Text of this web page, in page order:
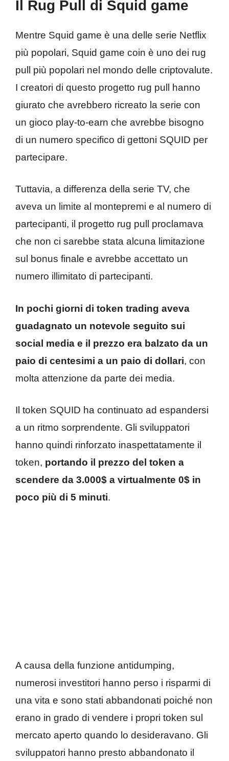
Il Rug Pull di Squid game
Mentre Squid game è una delle serie Netflix
più popolari, Squid game coin è uno dei rug
pull più popolari nel mondo delle criptovalute.
I creatori di questo progetto rug pull hanno
giurato che avrebbero ricreato la serie con
un gioco play-to-earn che avrebbe bisogno
di un numero specifico di gettoni SQUID per
partecipare.
Tuttavia, a differenza della serie TV, che
aveva un limite al montepremi e al numero di
partecipanti, il progetto rug pull proclamava
che non ci sarebbe stata alcuna limitazione
sul bonus finale e avrebbe accettato un
numero illimitato di partecipanti.
In pochi giorni di token trading aveva
guadagnato un notevole seguito sui
social media e il prezzo era balzato da un
paio di centesimi a un paio di dollari, con
molta attenzione da parte dei media.
Il token SQUID ha continuato ad espandersi
a un ritmo sorprendente. Gli sviluppatori
hanno quindi rinforzato inaspettatamente il
token, portando il prezzo del token a
scendere da 3.000$ a virtualmente 0$ in
poco più di 5 minuti.
A causa della funzione antidumping,
numerosi investitori hanno perso i risparmi di
una vita e sono stati abbandonati poiché non
erano in grado di vendere i propri token sul
mercato aperto quando lo desideravano. Gli
sviluppatori hanno presto abbandonato il